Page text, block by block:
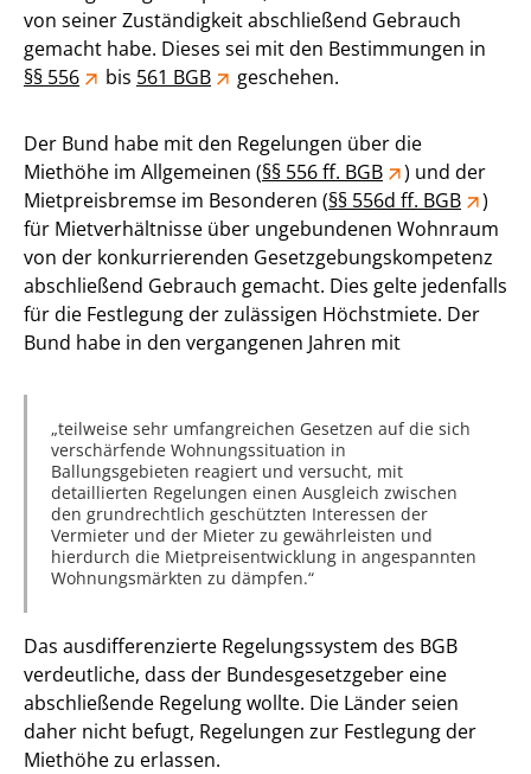
von seiner Zuständigkeit abschließend Gebrauch
gemacht habe. Dieses sei mit den Bestimmungen in
§§ 556
bis 561 BGB geschehen.
Der Bund habe mit den Regelungen über die
Miethöhe im Allgemeinen (§§ 556 ff. BGB
) und der
Mietpreisbremse im Besonderen (§§ 556d ff. BGB
)
für Mietverhältnisse über ungebundenen Wohnraum
von der konkurrierenden Gesetzgebungskompetenz
abschließend Gebrauch gemacht. Dies gelte jedenfalls
für die Festlegung der zulässigen Höchstmiete. Der
Bund habe in den vergangenen Jahren mit
teilweise sehr umfangreichen Gesetzen auf die sich
verschärfende Wohnungssituation in
Ballungsgebieten reagiert und versucht, mit
detaillierten Regelungen einen Ausgleich zwischen
den grundrechtlich geschützten Interessen der
Vermieter und der Mieter zu gewährleisten und
hierdurch die Mietpreisentwicklung in angespannten
Wohnungsmärkten zu dämpfen.
Das ausdifferenzierte Regelungssystem des BGB
verdeutliche, dass der Bundesgesetzgeber eine
abschließende Regelung wollte. Die Länder seien
daher nicht befugt, Regelungen zur Festlegung der
Miethöhe zu erlassen.